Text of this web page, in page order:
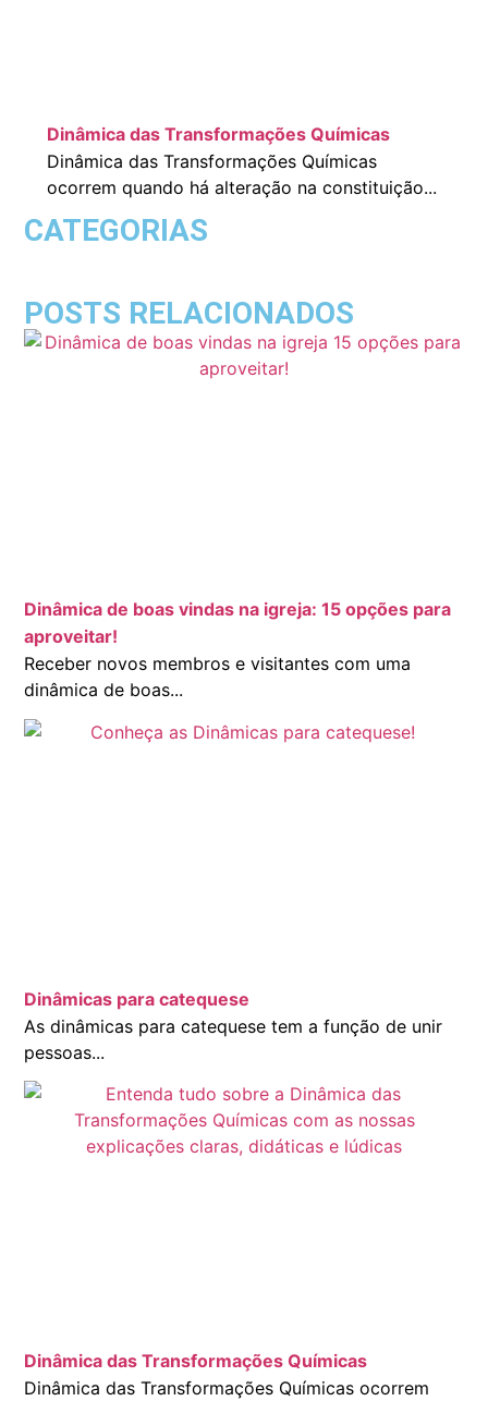
Dinâmica das Transformações Químicas
Dinâmica das Transformações Químicas
ocorrem quando há alteração na constituição...
CATEGORIAS
POSTS RELACIONADOS
Dinâmica de boas vindas na igreja: 15 opções para
aproveitar!
Receber novos membros e visitantes com uma
dinâmica de boas...
Dinâmicas para catequese
As dinâmicas para catequese tem a função de unir
pessoas...
Dinâmica das Transformações Químicas
Dinâmica das Transformações Químicas ocorrem